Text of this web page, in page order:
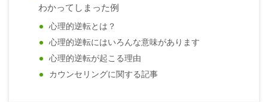
わかってしまった例
心理的逆転とは？
心理的逆転にはいろんな意味があります
心理的逆転が起こる理由
カウンセリングに関する記事